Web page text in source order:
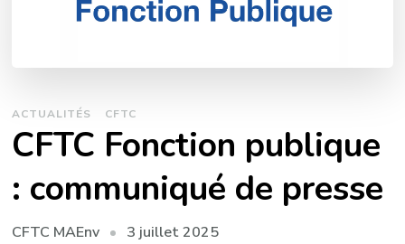
ACTUALITÉS CFTC
CFTC Fonction publique
: communiqué de presse
CFTC MAEnv 3 juillet 2025